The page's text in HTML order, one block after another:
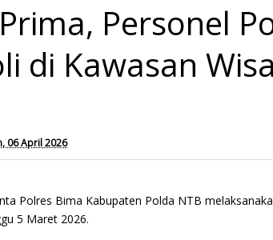
Personel
di Kawasan
06 April 2026
Polres Bima Kabupaten Polda NTB
5 Maret 2026.